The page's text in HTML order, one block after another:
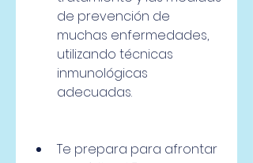
de prevención de
muchas enfermedades,
utilizando técnicas
inmunológicas
adecuadas.
Te prepara para afrontar